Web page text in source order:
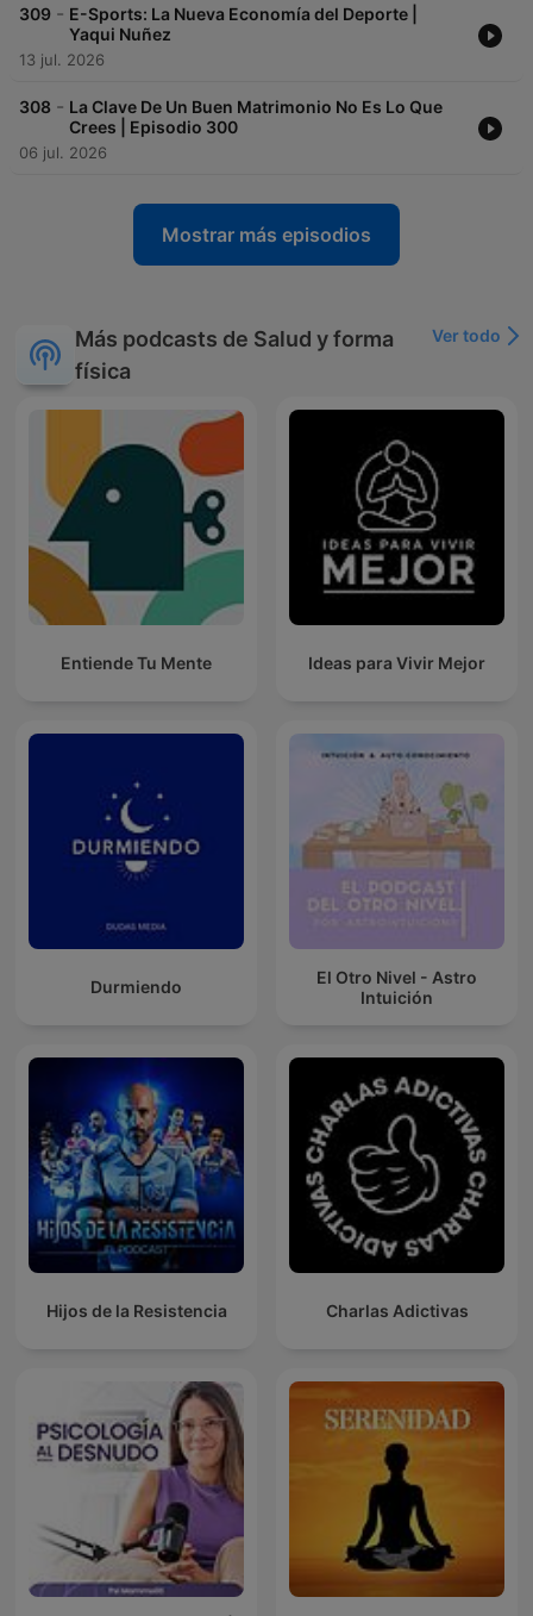
309 - E-Sports: La Nueva Economía del Deporte |
Yaqui Nuñez
13 jul. 2026
308 - La Clave De Un Buen Matrimonio No Es Lo Que
Crees | Episodio 300
06 jul. 2026
Mostrar más episodios
Más podcasts de Salud y forma
física
Ver todo
Entiende Tu Mente Ideas para Vivir Mejor
Durmiendo
El Otro Nivel - Astro
Intuición
Hijos de la Resistencia Charlas Adictivas